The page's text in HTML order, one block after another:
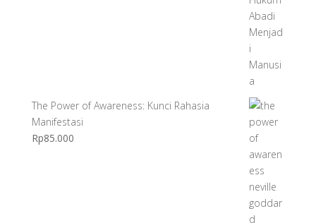
The Power of Awareness: Kunci Rahasia
Manifestasi
Rp85.000